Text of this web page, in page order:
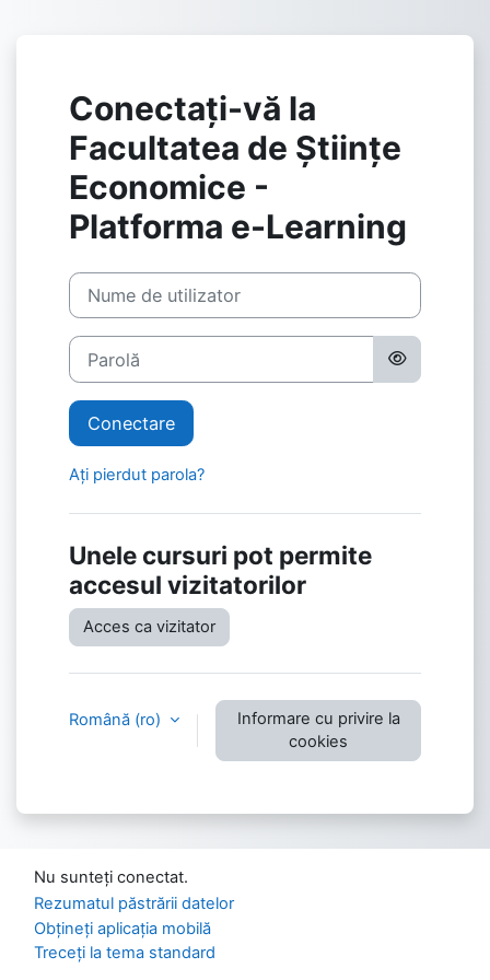
Conectați-vă la
Facultatea de Științe
Economice -
Platforma e-Learning
Nume de utilizator
Parolă
Conectare
Ați pierdut parola?
Unele cursuri pot permite
accesul vizitatorilor
Acces ca vizitator
Română ‎(ro)‎
Informare cu privire la
cookies
Nu sunteți conectat.
Rezumatul păstrării datelor
Obțineți aplicația mobilă
Treceți la tema standard